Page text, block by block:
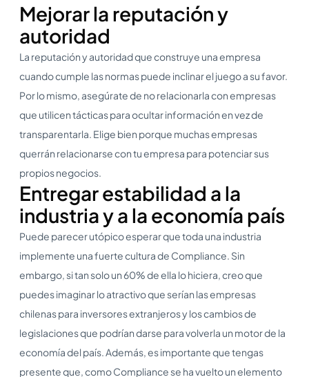
Mejorar la reputación y
autoridad
La reputación y autoridad que construye una empresa
cuando cumple las normas puede inclinar el juego a su favor.
Por lo mismo, asegúrate de no relacionarla con empresas
que utilicen tácticas para ocultar información en vez de
transparentarla. Elige bien porque muchas empresas
querrán relacionarse con tu empresa para potenciar sus
propios negocios.
Entregar estabilidad a la
industria y a la economía país
Puede parecer utópico esperar que toda una industria
implemente una fuerte cultura de Compliance. Sin
embargo, si tan solo un 60% de ella lo hiciera, creo que
puedes imaginar lo atractivo que serían las empresas
chilenas para inversores extranjeros y los cambios de
legislaciones que podrían darse para volverla un motor de la
economía del país. Además, es importante que tengas
presente que, como Compliance se ha vuelto un elemento